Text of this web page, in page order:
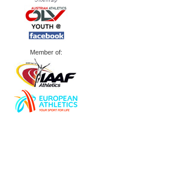
Member of: